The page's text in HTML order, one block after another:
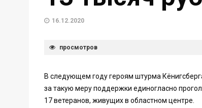
16.12.2020
просмотров
В следующем году героям штурма
за такую меру поддержки единогласно
17 ветеранов, живущих в областном центре.